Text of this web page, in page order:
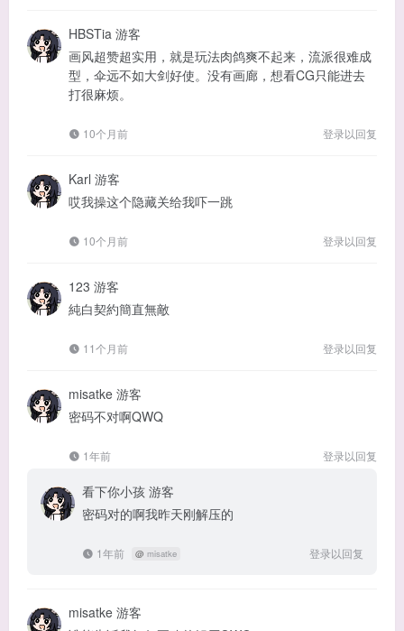
HBSTia 游客
画风超赞超实用，就是玩法肉鸽爽不起来，流派很难成
型，伞远不如大剑好使。没有画廊，想看CG只能进去
打很麻烦。
10个月前 登录以回复
Karl 游客
哎我操这个隐藏关给我吓一跳
10个月前 登录以回复
123 游客
純白契約簡直無敵
11个月前 登录以回复
misatke 游客
密码不对啊QWQ
1年前 登录以回复
看下你小孩 游客
密码对的啊我昨天刚解压的
1年前 @ misatke 登录以回复
misatke 游客